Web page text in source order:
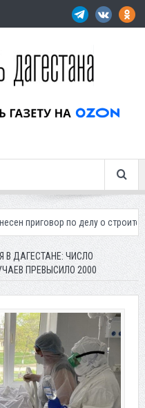
по делу о строительстве
В ДАГЕСТАНЕ: ЧИСЛО
ПРЕВЫСИЛО 2000